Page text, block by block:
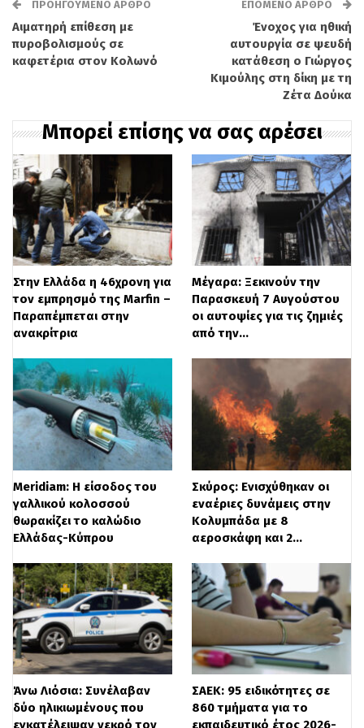
Συγκεκριμένα,
ηδικογραφίαπεριλαμβάνει
των δύο δικών
διαστήματα, ενός ακόμη βρέφους και την
απόπειρα ανθρωποκτονίας σε βάρος
ενήλικης φίλης της.
ΔιαβάστεΕΔΩπερισσότερες ειδήσεις
ΠΡΟΗΓΟΎΜΕΝΟ ΆΡΘΡΟ
Αιματηρή επίθεση με
πυροβολισμούς σε
καφετέρια στον Κολωνό
ΕΠΌΜΕΝΟ ΆΡΘΡΟ
Ένοχος για ηθική
αυτουργία σε ψευδή
κατάθεση ο Γιώργος
Κιμούλης στη δίκη με τη
Ζέτα Δούκα
Μπορεί επίσης να σας αρέσει
Στην Ελλάδα η 46χρονη για
τον εμπρησμό της Marfin –
Παραπέμπεται στην
ανακρίτρια
Μέγαρα: Ξεκινούν την
Παρασκευή 7 Αυγούστου
οι αυτοψίες για τις ζημιές
από την…
Meridiam: Η είσοδος του
γαλλικού κολοσσού
θωρακίζει το καλώδιο
Ελλάδας-Κύπρου
Σκύρος: Ενισχύθηκαν οι
εναέριες δυνάμεις στην
Κολυμπάδα με 8
αεροσκάφη και 2…
Άνω Λιόσια: Συνέλαβαν
δύο ηλικιωμένους που
εγκατέλειψαν νεκρό τον
ΣΑΕΚ: 95 ειδικότητες σε
860 τμήματα για το
εκπαιδευτικό έτος 2026-